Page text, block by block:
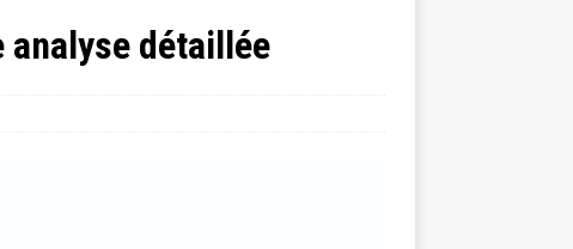
analyse détaillée